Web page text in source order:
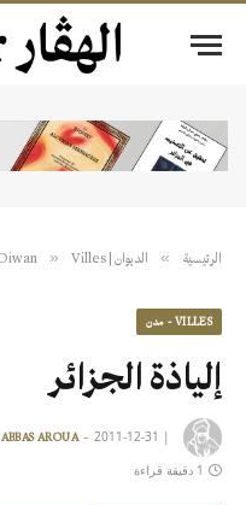
الرئيسية » الديوان | Diwan » Villes - مدن
VILLES - مدن
إلياذة الجزائر
|
ABBAS AROUA 2011-12-31
1 دقيقة قراءة